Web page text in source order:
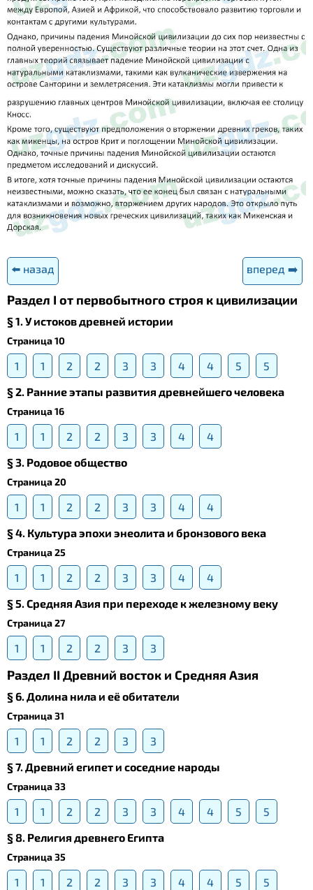
⬅️ назад вперед ➡️
Раздел I от первобытного строя к цивилизации
§ 1. У истоков древней истории
Страница 10
1 1 2 2 3 3 4 4 5
5
§ 2. Ранние этапы развития древнейшего человека
Страница 16
1 1 2 2 3 3 4
4
§ 3. Родовое общество
Страница 20
1 1 2 2 3 3 4
4
§ 4. Культура эпохи энеолита и бронзового века
Страница 25
1 1 2 2 3 3 4
4
§ 5. Средняя Азия при переходе к железному веку
Страница 27
1 1 2 2 3 3
Раздел II Древний восток и Средняя Азия
§ 6. Долина нила и её обитатели
Страница 31
1 1 2 2 3
3
§ 7. Древний египет и соседние народы
Страница 33
1 1 2 2 3 3 4 4 5
5
§ 8. Религия древнего Египта
Страница 35
1 1 2 2 3 3 4 4 5 5